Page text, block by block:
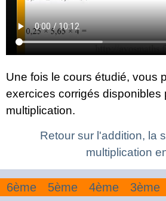
Une fois le cours étudié, vous
exercices corrigés disponibles
multiplication.
Retour sur l'addition, la
multiplication
6ème 5ème 4ème 3ème